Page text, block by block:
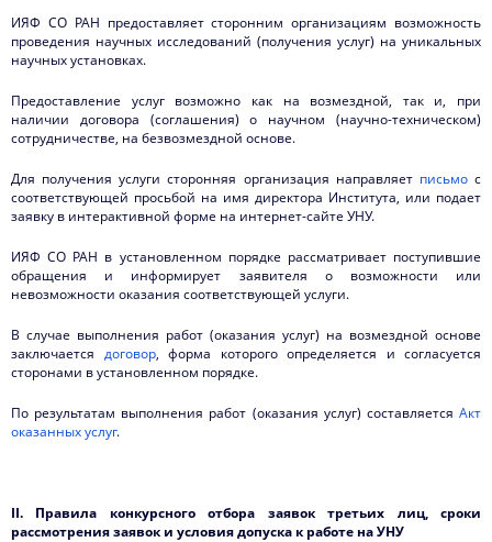
Перечень оборудования
План работы установки
Выполненные работы и услуги
Контакты
ИЯФ СО РАН предоставляет сторонним организациям возможность
проведения научных исследований (получения услуг) на уникальных
научных установках.
Предоставление услуг возможно как на возмездной, так и, при
наличии договора (соглашения) о научном (научно-техническом)
сотрудничестве, на безвозмездной основе.
Для получения услуги сторонняя организация направляет письмос
соответствующей просьбой на имя директора Института, или подает
заявку в интерактивной форме на интернет-сайте УНУ.
ИЯФ СО РАН в установленном порядке рассматривает поступившие
обращения и информирует заявителя о возможности или
невозможности оказания соответствующей услуги.
В случае выполнения работ (оказания услуг) на возмездной основе
заключается договор, форма которого определяется и согласуется
сторонами в установленном порядке.
По результатам выполнения работ (оказания услуг) составляется Акт
оказанных услуг.
II. Правила конкурсного отбора заявок третьих лиц, сроки
рассмотрения заявок и условия допуска к работе на УНУ